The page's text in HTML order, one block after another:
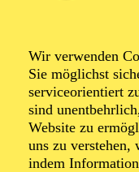
Wir verwenden
Sie möglichst
serviceorientiert
sind
Website zu
uns zu verstehen,
indem
Werke von
Schumann,